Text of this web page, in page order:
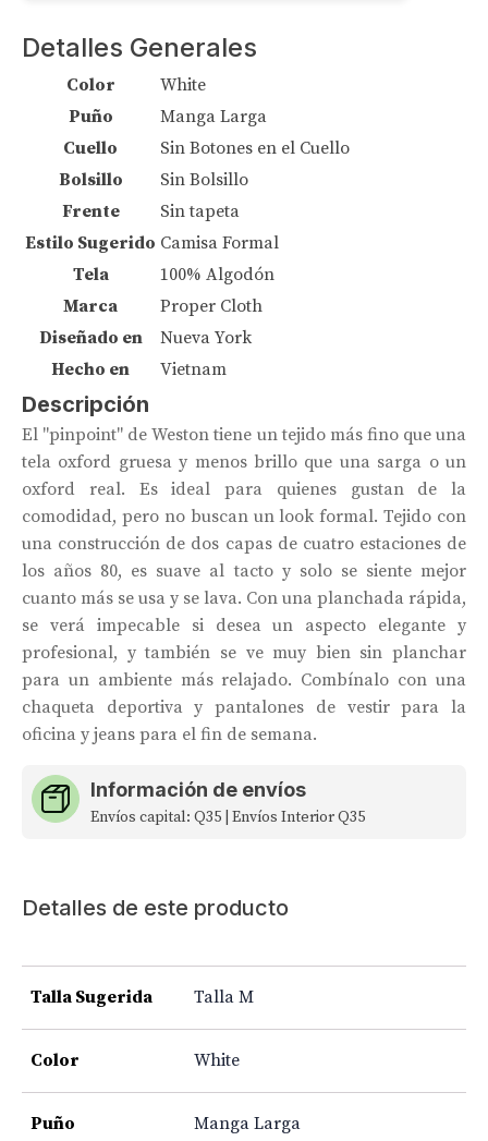
Detalles Generales
Color
White
Puño
Manga Larga
Cuello
Sin Botones en el Cuello
Bolsillo
Sin Bolsillo
Frente
Sin tapeta
Estilo Sugerido Camisa Formal
Tela
100% Algodón
Marca
Proper Cloth
Diseñado en
Nueva York
Hecho en
Vietnam
Descripción
El "pinpoint" de Weston tiene un tejido más fino que una
tela oxford gruesa y menos brillo que una sarga o un
oxford real. Es ideal para quienes gustan de la
comodidad, pero no buscan un look formal. Tejido con
una construcción de dos capas de cuatro estaciones de
los años 80, es suave al tacto y solo se siente mejor
cuanto más se usa y se lava. Con una planchada rápida,
se verá impecable si desea un aspecto elegante y
profesional, y también se ve muy bien sin planchar
para un ambiente más relajado. Combínalo con una
chaqueta deportiva y pantalones de vestir para la
oficina y jeans para el fin de semana.
Información de envíos
Envíos capital: Q35 | Envíos Interior Q35
Detalles de este producto
Talla Sugerida Talla M
Color White
Puño Manga Larga